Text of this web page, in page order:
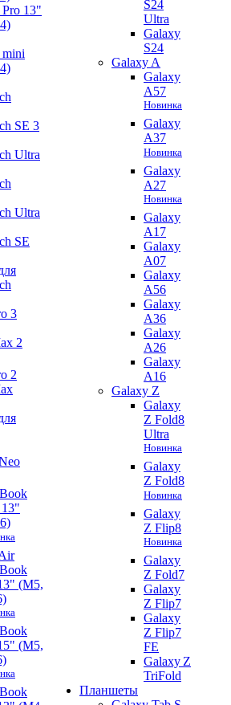
Pro 13"
mini
SE 3
Ultra
Ultra
SE
3
2
2
(M5,
(M5,
S24
Ultra
Galaxy
S24
Galaxy A
Galaxy
A57
Новинка
Galaxy
A37
Новинка
Galaxy
A27
Новинка
Galaxy
A17
Galaxy
A07
Galaxy
A56
Galaxy
A36
Galaxy
A26
Galaxy
A16
Galaxy Z
Galaxy
Z Fold8
Ultra
Новинка
Galaxy
Z Fold8
Новинка
Galaxy
Z Flip8
Новинка
Galaxy
Z Fold7
Galaxy
Z Flip7
Galaxy
Z Flip7
FE
Galaxy Z
TriFold
Планшеты